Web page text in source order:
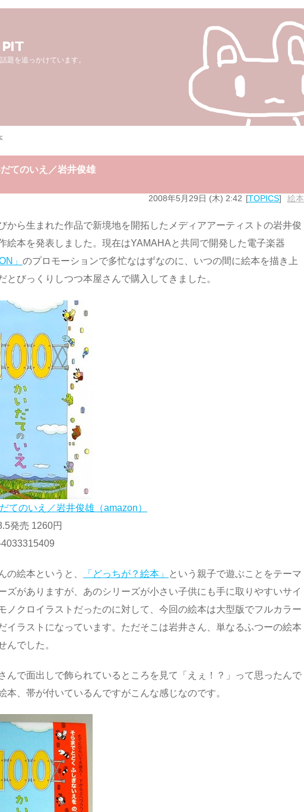
題を追っかけています。
てのいえ／岩井俊雄
2008年5月29日 (木) 2:42 TOPICS 絵本
から生まれた作品で新境地を開拓したメディアアーティストの岩井俊
絵本を発表しました。現在はYAMAHAと共同で開発した電子楽器
」 のプロモーションで多忙なはずなのに、いつの間に絵本を描き上
とびっくりしつつ本屋さんで購入してきました。
てのいえ／岩井俊雄（amazon）
発売 1260円
の絵本というと、 「どっちが？絵本」
という親子で遊ぶことをテーマ
ズがありますが、あのシリーズが小さい子供にも手に取りやすいサイ
ノクロイラストだったのに対して、今回の絵本は大型版でフルカラー
イラストになっています。ただそこは岩井さん、単なるふつーの絵本
んでした。
んで面出しで飾られているところを見て「えぇ！？」って思ったんで
本、帯が付いているんですがこんな感じなのです。